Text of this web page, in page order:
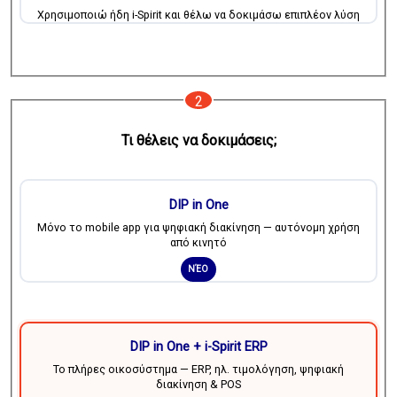
Χρησιμοποιώ ήδη i-Spirit και θέλω να δοκιμάσω επιπλέον λύση
2
Τι θέλεις να δοκιμάσεις;
DIP in One
Μόνο το mobile app για ψηφιακή διακίνηση — αυτόνομη χρήση
από κινητό
ΝΈΟ
DIP in One + i-Spirit ERP
Το πλήρες οικοσύστημα — ERP, ηλ. τιμολόγηση, ψηφιακή
διακίνηση & POS